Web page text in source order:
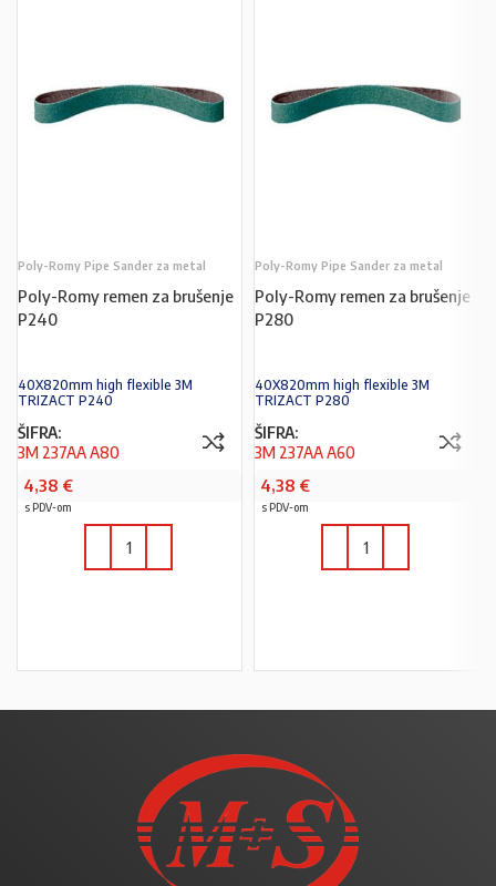
Poly-Romy Pipe Sander za metal
Poly-Romy remen za brušenje
P240
40X820mm high flexible 3M
TRIZACT P240
ŠIFRA:
3M 237AA A80
4,38 €
s PDV-om
Poly-Romy Pipe Sander za metal
Poly-Romy remen za brušenje
P280
40X820mm high flexible 3M
TRIZACT P280
ŠIFRA:
3M 237AA A60
4,38 €
s PDV-om